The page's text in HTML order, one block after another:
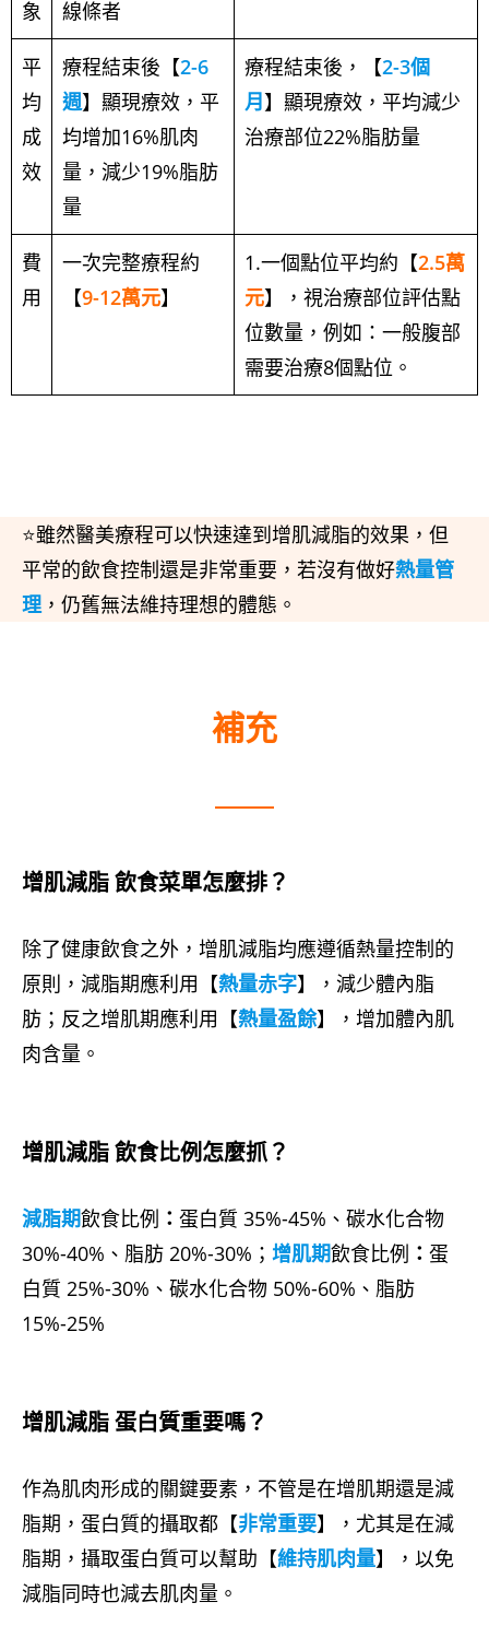
象 線條者
平
均
成
效
療程結束後【2-6
週】顯現療效，平
均增加16%肌肉
量，減少19%脂肪
量
療程結束後，【2-3個
月】顯現療效，平均減少
治療部位22%脂肪量
費
用
一次完整療程約
【9-12萬元】
1.一個點位平均約【2.5萬
元】，視治療部位評估點
位數量，例如：一般腹部
需要治療8個點位。
⭐雖然醫美療程可以快速達到增肌減脂的效果，但
平常的飲食控制還是非常重要，若沒有做好熱量管
理，仍舊無法維持理想的體態。
補充
增肌減脂 飲食菜單怎麼排？
除了健康飲食之外，增肌減脂均應遵循熱量控制的
原則，減脂期應利用【熱量赤字】，減少體內脂
肪；反之增肌期應利用【熱量盈餘】，增加體內肌
肉含量。
增肌減脂 飲食比例怎麼抓？
減脂期飲食比例 ： 蛋白質 35%-45%、碳水化合物
30%-40%、脂肪 20%-30%； 增肌期飲食比例 ： 蛋
白質 25%-30%、碳水化合物 50%-60%、脂肪
15%-25%
增肌減脂 蛋白質重要嗎？
作為肌肉形成的關鍵要素，不管是在增肌期還是減
脂期，蛋白質的攝取都【非常重要】，尤其是在減
脂期，攝取蛋白質可以幫助【維持肌肉量】，以免
減脂同時也減去肌肉量。